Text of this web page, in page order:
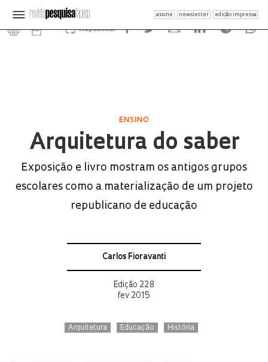
assine newsletter edição impressa
Republicar
ENSINO
Arquitetura do saber
Exposição e livro mostram os antigos grupos
escolares como a materialização de um projeto
republicano de educação
Carlos Fioravanti
Edição 228
fev 2015
Arquitetura Educação História